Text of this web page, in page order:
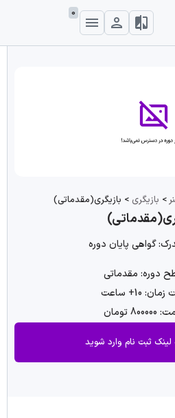
0
> بازیگری > بازیگری(مقدماتی)
گواهی پایان دوره
دوره: مقدماتی
10+ ساعت
تومان
ثبت نام وارد شوید